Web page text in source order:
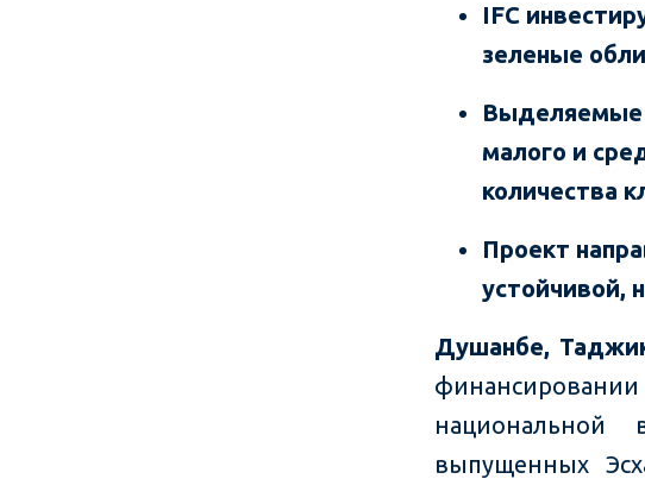
IFC
зеленые
Выделяемые
малого и
количества
Проект
устойчивой,
Душанбе,
национальной
выпущенных